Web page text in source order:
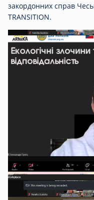
закордонних справ
TRANSITION.